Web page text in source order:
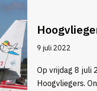
9 juli 2022
Op vrijdag 8 juli
Hoogvliegers.